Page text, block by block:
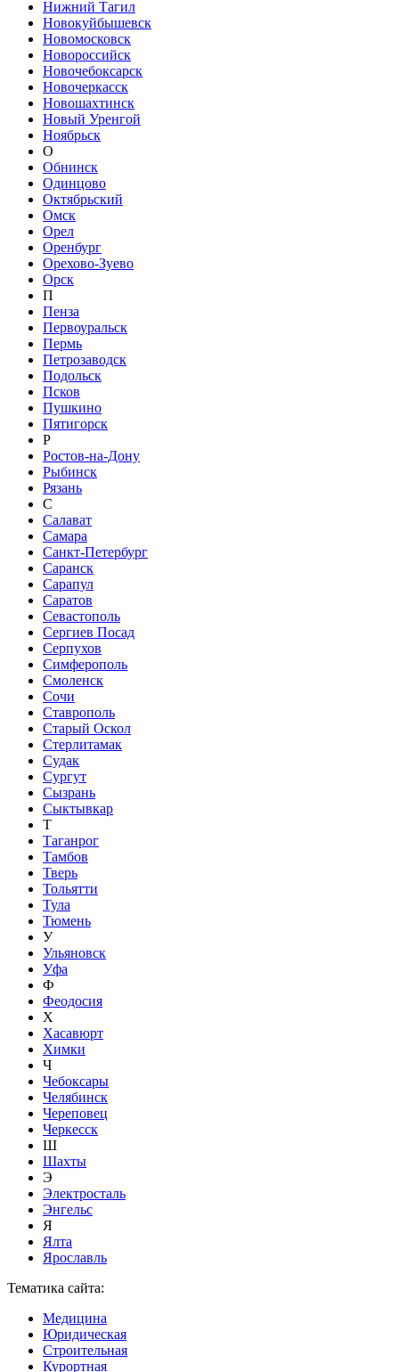
Нижний Тагил
Новокуйбышевск
Новомосковск
Новороссийск
Новочебоксарск
Новочеркасск
Новошахтинск
Новый Уренгой
Ноябрьск
О
Обнинск
Одинцово
Октябрьский
Омск
Орел
Оренбург
Орехово-Зуево
Орск
П
Пенза
Первоуральск
Пермь
Петрозаводск
Подольск
Псков
Пушкино
Пятигорск
Р
Ростов-на-Дону
Рыбинск
Рязань
С
Салават
Самара
Санкт-Петербург
Саранск
Сарапул
Саратов
Севастополь
Сергиев Посад
Серпухов
Симферополь
Смоленск
Сочи
Ставрополь
Старый Оскол
Стерлитамак
Судак
Сургут
Сызрань
Сыктывкар
Т
Таганрог
Тамбов
Тверь
Тольятти
Тула
Тюмень
У
Ульяновск
Уфа
Ф
Феодосия
Х
Хасавюрт
Химки
Ч
Чебоксары
Челябинск
Череповец
Черкесск
Ш
Шахты
Э
Электросталь
Энгельс
Я
Ялта
Ярославль
Тематика сайта:
Медицина
Юридическая
Строительная
Курортная